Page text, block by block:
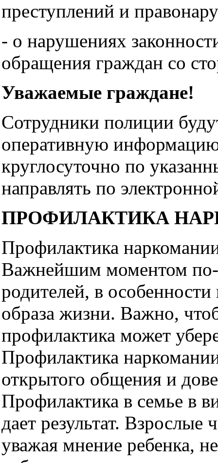
преступлений и
- о нарушениях
обращения граждан со
Уважаемые граждане!
Сотрудники полиции
оперативную
круглосуточно по
направлять по
ПРОФИЛАКТИКА
Профилактика
Важнейшим моментом по-
родителей, в особенности
образа жизни. Важно,
профилактика может
Профилактика
открытого общения и
Профилактика в семье в
дает результат.
уважая мнение ребенка,